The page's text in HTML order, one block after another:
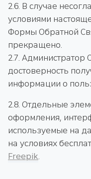
2.6. В случае
условиями
Формы Обратной
прекращено.
2.7. Администратор
достоверность
информации о
2.8. Отдельные
оформления,
используемые на
на условиях
Freepik.